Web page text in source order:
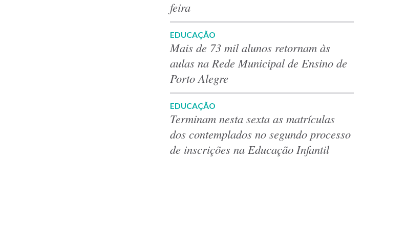
feira
EDUCAÇÃO
Mais de 73 mil alunos retornam às
aulas na Rede Municipal de Ensino de
Porto Alegre
EDUCAÇÃO
Terminam nesta sexta as matrículas
dos contemplados no segundo processo
de inscrições na Educação Infantil